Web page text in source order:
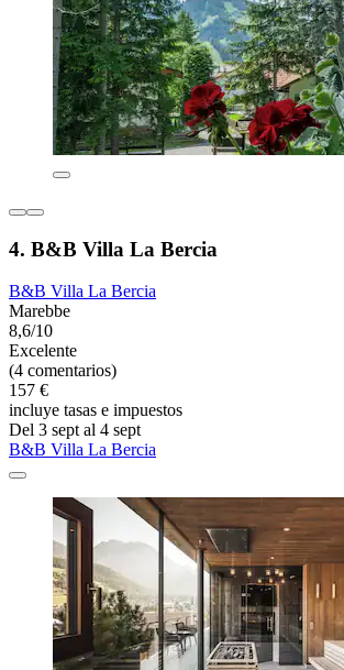
4. B&B Villa La Bercia
B&B Villa La Bercia
Marebbe
8,6/10
Excelente
(4 comentarios)
157 €
incluye tasas e impuestos
Del 3 sept al 4 sept
B&B Villa La Bercia